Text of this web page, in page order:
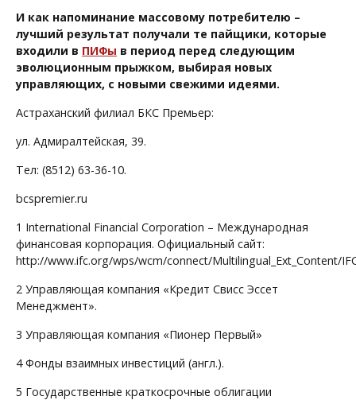
И как напоминание массовому потребителю –
лучший результат получали те пайщики, которые
входили в ПИФы в период перед следующим
эволюционным прыжком, выбирая новых
управляющих, с новыми свежими идеями.
Астраханский филиал БКС Премьер:
ул. Адмиралтейская, 39.
Тел: (8512) 63-36-10.
bcspremier.ru
1 International Financial Corporation – Международная
финансовая корпорация. Официальный сайт:
http://www.ifc.org/wps/wcm/connect/Multilingual_Ext_Content/
2 Управляющая компания «Кредит Свисс Эссет
Менеджмент».
3 Управляющая компания «Пионер Первый»
4Фонды взаимных инвестиций (англ.).
5 Государственные краткосрочные облигации